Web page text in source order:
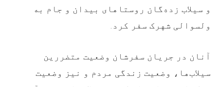
و سیلاب‌ زده‌گان روستا‌های بیدان و جام به
ولسوالی شهرک سفر کرد.
آنان در جریان سفرشان وضعیت متضررین
سیلاب‌ها، وضعیت زندگی مردم و نیز وضعیت